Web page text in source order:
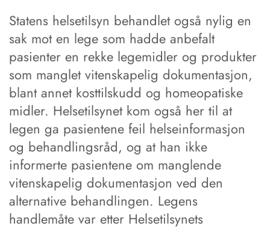
Statens helsetilsyn behandlet også nylig en
sak mot en lege som hadde anbefalt
pasienter en rekke legemidler og produkter
som manglet vitenskapelig dokumentasjon,
blant annet kosttilskudd og homeopatiske
midler. Helsetilsynet kom også her til at
legen ga pasientene feil helseinformasjon
og behandlingsråd, og at han ikke
informerte pasientene om manglende
vitenskapelig dokumentasjon ved den
alternative behandlingen. Legens
handlemåte var etter Helsetilsynets